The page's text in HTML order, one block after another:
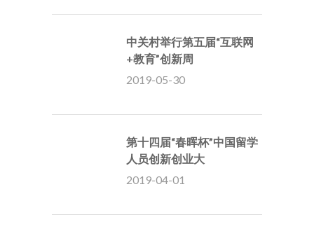
中关村举行第五届“互联网
+教育”创新周
2019-05-30
第十四届“春晖杯”中国留学
人员创新创业大
2019-04-01